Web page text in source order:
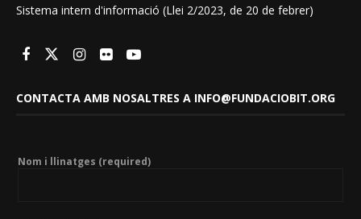
Sistema intern d'informació (Llei 2/2023, de 20 de febrer)
CONTACTA AMB NOSALTRES A INFO@FUNDACIOBIT.ORG
Nom i llinatges (required)